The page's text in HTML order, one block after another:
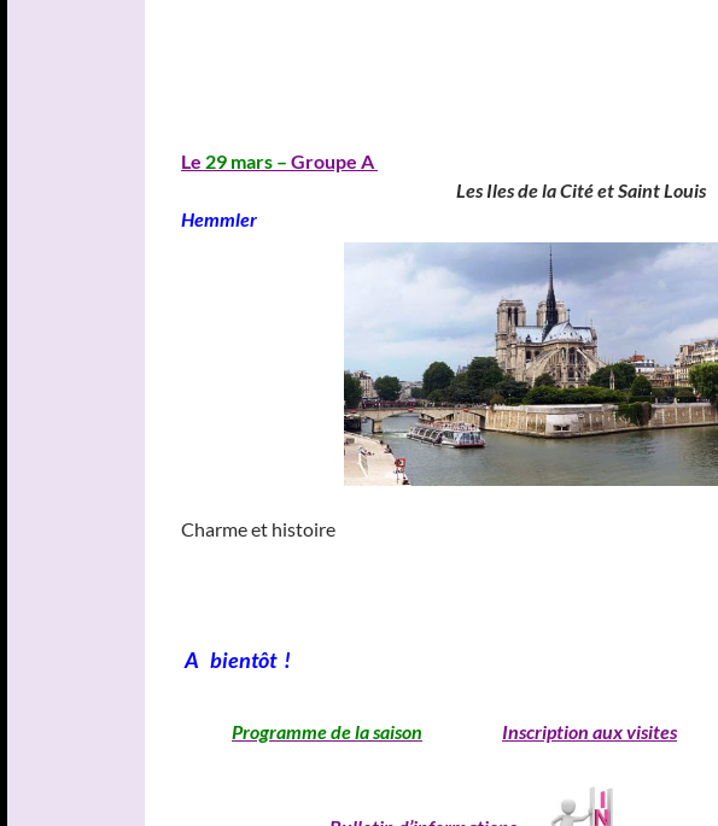
Le 29 mars – Groupe A
Les Iles de la Cité et Saint Louis
Hemmler
Charme et histoire
A bientôt !
Programme de la saison Inscription aux visites